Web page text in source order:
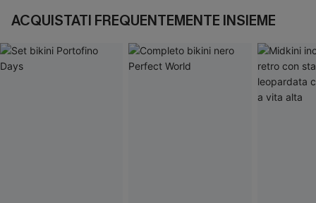
ACQUISTATI FREQUENTEMENTE INSIEME